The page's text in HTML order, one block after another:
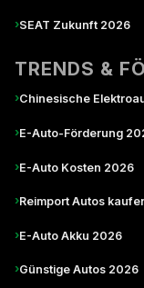
›SEAT Zukunft 2026
TRENDS &
›Chinesische
›E-Auto-Förderung
›E-Auto Kosten 2026
›Reimport Autos
›E-Auto Akku 2026
›Günstige Autos 2026